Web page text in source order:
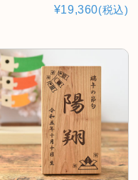
¥19,360(税込)